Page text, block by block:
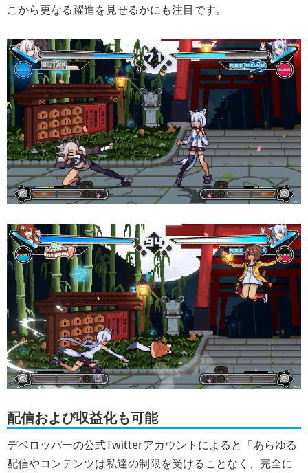
こから更なる躍進を見せるかにも注目です。
配信および収益化も可能
デベロッパーの公式Twitterアカウントによると「あらゆる
配信やコンテンツは私達の制限を受けることなく、完全に